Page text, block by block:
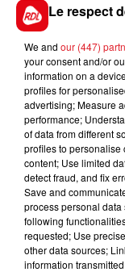
10 DJANGO
en 2020, il est
est de
13 DUEL DU GERS
de l'hiver, il
qui peut
Le respect
We and our (447)
your consent and/or
information on a
profiles for
advertising; Measure
performance;
of data from different
profiles to personalise
content; Use limited
detect fraud, and fix
Save and
process personal
following
requested; Use
other data sources;
information